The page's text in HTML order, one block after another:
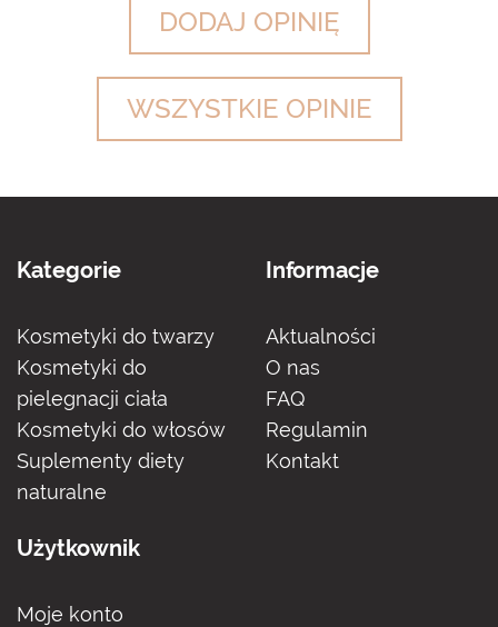
DODAJ OPINIĘ
WSZYSTKIE OPINIE
Kategorie
Kosmetyki do twarzy
Kosmetyki do
pielegnacji ciała
Kosmetyki do włosów
Suplementy diety
naturalne
Informacje
Aktualności
O nas
FAQ
Regulamin
Kontakt
Użytkownik
Moje konto